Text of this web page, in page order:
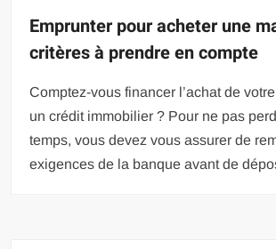
Emprunter pour acheter une
critères à prendre en compte
Comptez-vous financer l’achat de
un crédit immobilier ? Pour ne pas
temps, vous devez vous assurer de
exigences de la banque avant de